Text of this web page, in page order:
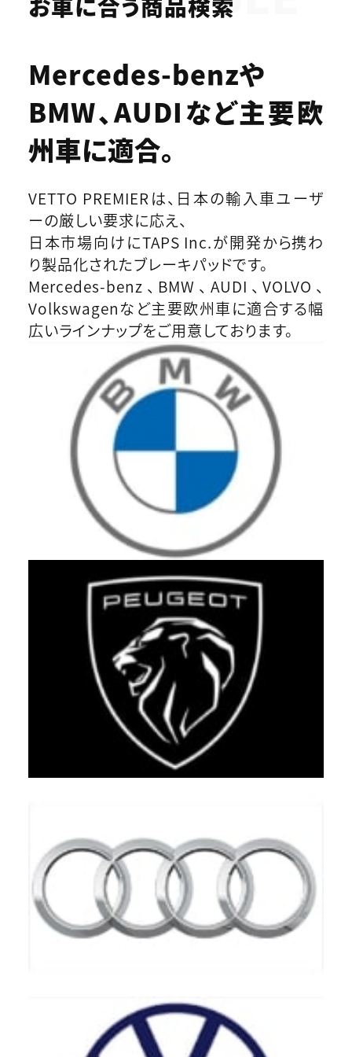
Mercedes-benzや
BMW、AUDIなど主要欧
州車に適合。
VETTO PREMIERは、日本の輸入車ユーザ
ーの厳しい要求に応え、
日本市場向けにTAPS Inc.が開発から携わ
り製品化されたブレーキパッドです。
Mercedes-benz、BMW、AUDI、VOLVO、
Volkswagenなど主要欧州車に適合する幅
広いラインナップをご用意しております。